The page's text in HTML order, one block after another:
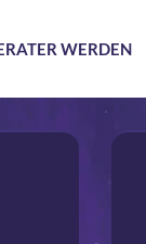
WERDEN